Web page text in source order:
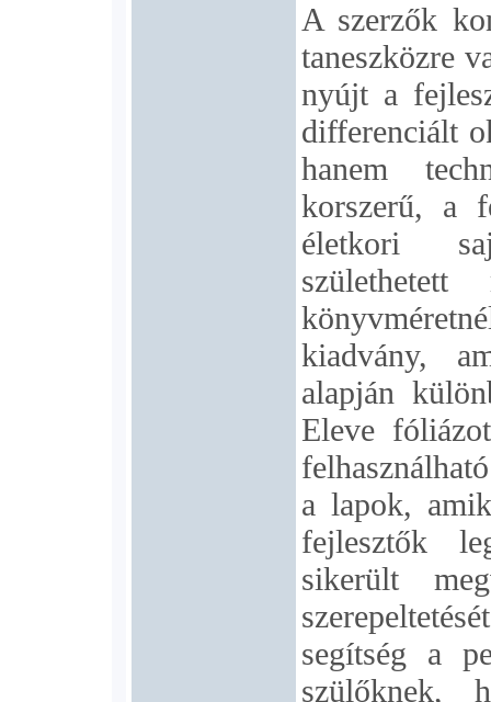
A szerzők
taneszközre
nyújt a
differenciált
hanem
korszerű, a
életkori
kiadvány,
alapján
Eleve
a lapok,
fejlesztők
sikerült
segítség a
szülőknek,